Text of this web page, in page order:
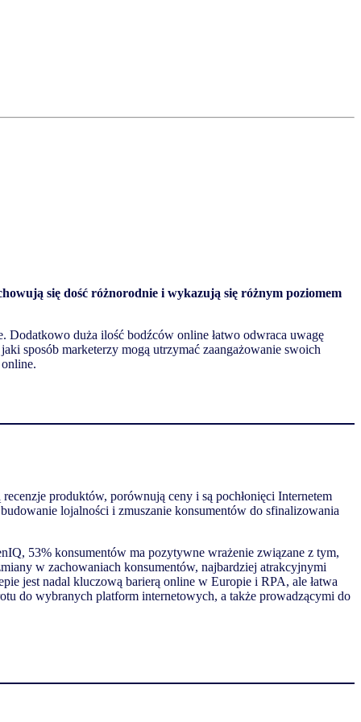
się dość różnorodnie i wykazują się różnym poziomem
Dodatkowo duża ilość bodźców online łatwo odwraca uwagę
jaki sposób marketerzy mogą utrzymać zaangażowanie swoich
produktów, porównują ceny i są pochłonięci Internetem
lojalności i zmuszanie konsumentów do sfinalizowania
53% konsumentów ma pozytywne wrażenie związane z tym,
w zachowaniach konsumentów, najbardziej atrakcyjnymi
jest nadal kluczową barierą online w Europie i RPA, ale łatwa
do wybranych platform internetowych, a także prowadzącymi do